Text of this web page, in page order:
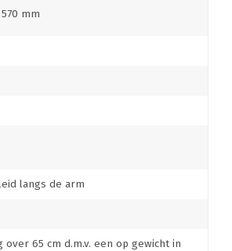
mm
langs de arm
65 cm d.m.v. een op gewicht in